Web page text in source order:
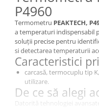
P4960
Termometru PEAKTECH,
a temperaturi indispensabil
soluții precise pentru
si detectarea temperaturii
Caracteristici
carcasă, termocuplu tip
utilizare.
De ce să alegi
Datorită tehnologiei avansate,